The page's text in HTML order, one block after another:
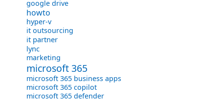
google drive
howto
hyper-v
it outsourcing
it partner
lync
marketing
microsoft 365
microsoft 365 business apps
microsoft 365 copilot
microsoft 365 defender